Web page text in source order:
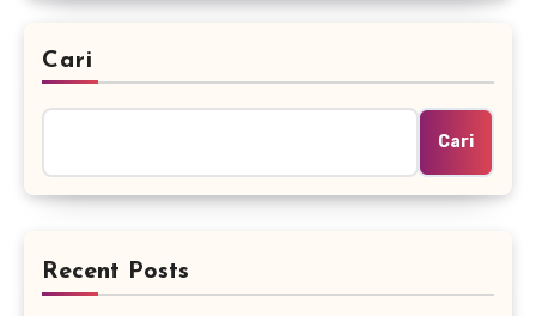
Cari
Cari
Recent Posts